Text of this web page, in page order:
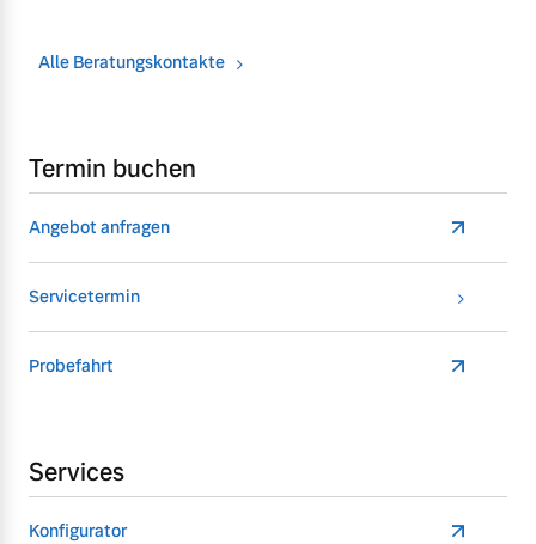
Alle Beratungskontakte
Termin buchen
Angebot anfragen
Servicetermin
Probefahrt
Services
Konfigurator